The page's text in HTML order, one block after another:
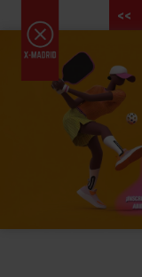
<<